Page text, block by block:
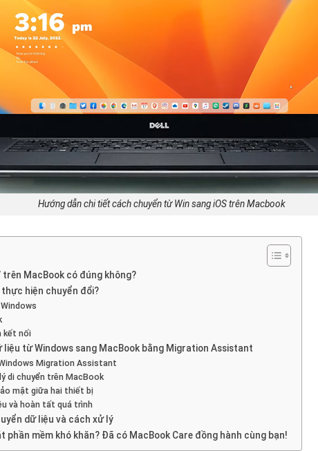
Hướng dẫn chi tiết cách chuyển từ Win sang iOS trên Macbook
trên MacBook có đúng không?
hiện chuyển đổi?
kết nối
từ Windows sang MacBook bằng Migration Assistant
Migration Assistant
di chuyển trên MacBook
mật giữa hai thiết bị
và hoàn tất quá trình
dữ liệu và cách xử lý
phần mềm khó khăn? Đã có MacBook Care đồng hành cùng bạn!